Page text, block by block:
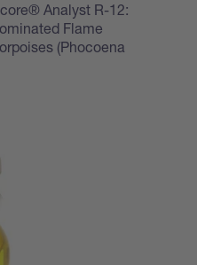
Analyst R-12:
Flame
(Phocoena